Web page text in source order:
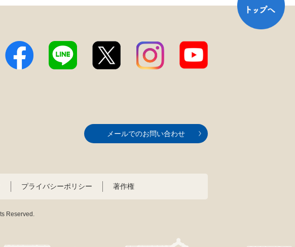
メールでのお問い合わせ
プライバシーポリシー 著作権
Reserved.